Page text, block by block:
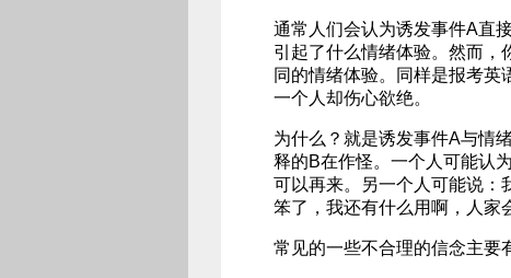
通常人们会认为诱发事件A直
引起了什么情绪体验。然而，
同的情绪体验。同样是报考英
一个人却伤心欲绝。
为什么？就是诱发事件A与情
释的B在作怪。一个人可能认
可以再来。另一个人可能说：
笨了，我还有什么用啊，人家
常见的一些不合理的信念主要